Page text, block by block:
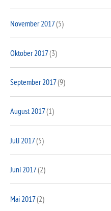
November 2017(5)
Oktober 2017(3)
September 2017(9)
August 2017(1)
Juli 2017(5)
Juni 2017(2)
Mai 2017(2)